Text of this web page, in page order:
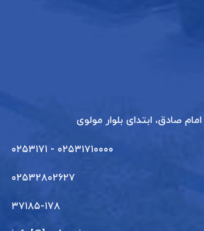
امام صادق، ابتدای بلوار مولوی
۰۲۵۳۱۷۱۰۰۰۰ - ۰۲۵۳۱۷۱
۰۲۵۳۲۸۰۲۶۲۷
۳۷۱۸۵-۱۷۸